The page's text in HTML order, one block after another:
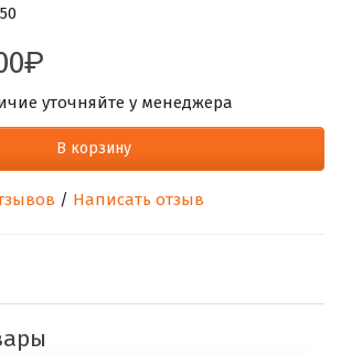
уточняйте у менеджера
В корзину
/ Написать отзыв